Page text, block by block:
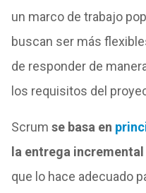
un marco de trabajo
buscan ser más
de responder de
los requisitos del
Scrum se basa en
la entrega
que lo hace adecuado